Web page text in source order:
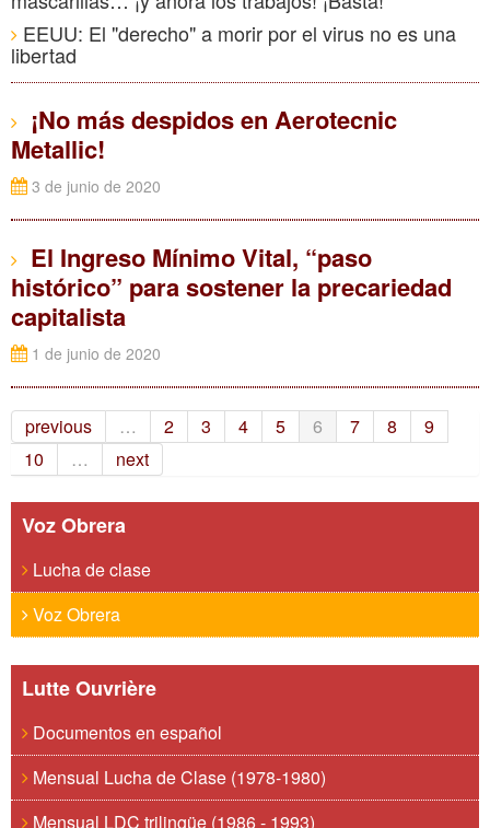
EEUU: El "derecho" a morir por el virus no es una
libertad
¡No más despidos en Aerotecnic
Metallic!
3 de junio de 2020
El Ingreso Mínimo Vital, “paso
histórico” para sostener la precariedad
capitalista
1 de junio de 2020
previous … 2 3 4 5 6 7 8
9
10
… next
Voz Obrera
Lucha de clase
Voz Obrera
Lutte Ouvrière
Documentos en español
Mensual Lucha de Clase (1978-1980)
Mensual LDC trilingüe (1986 - 1993)